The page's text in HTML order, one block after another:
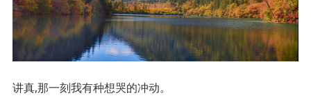
讲真,那一刻我有种想哭的冲动。